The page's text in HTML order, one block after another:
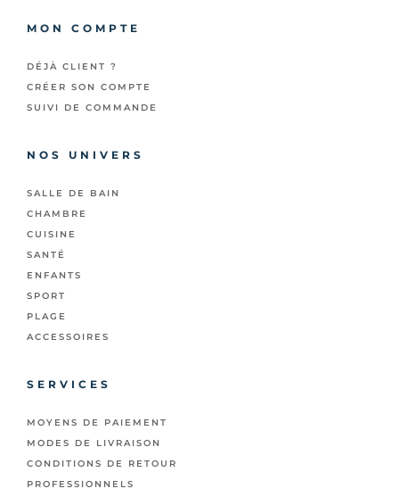
MON COMPTE
DÉJÀ CLIENT ?
CRÉER SON COMPTE
SUIVI DE COMMANDE
NOS UNIVERS
SALLE DE BAIN
CHAMBRE
CUISINE
SANTÉ
ENFANTS
SPORT
PLAGE
ACCESSOIRES
SERVICES
MOYENS DE PAIEMENT
MODES DE LIVRAISON
CONDITIONS DE RETOUR
PROFESSIONNELS